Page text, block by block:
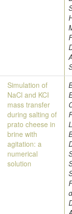
Simulation of
NaCl and KCI
mass transfer
during salting of
prato cheese in
brine with
agitation: a
numerical
solution